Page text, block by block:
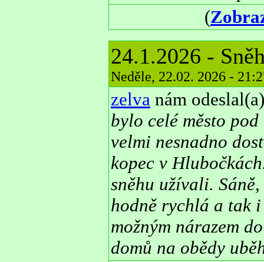
(
24.1.2026 -
Neděle, 22.02. 2026 -
zelva nám
bylo celé město
velmi nesnadno
kopec v
sněhu užívali.
hodně rychlá a tak
možným nárazem
domů na obědy